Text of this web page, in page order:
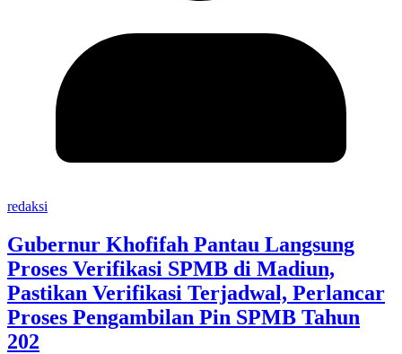
redaksi
Gubernur Khofifah Pantau Langsung
Proses Verifikasi SPMB di Madiun,
Pastikan Verifikasi Terjadwal, Perlancar
Proses Pengambilan Pin SPMB Tahun
202